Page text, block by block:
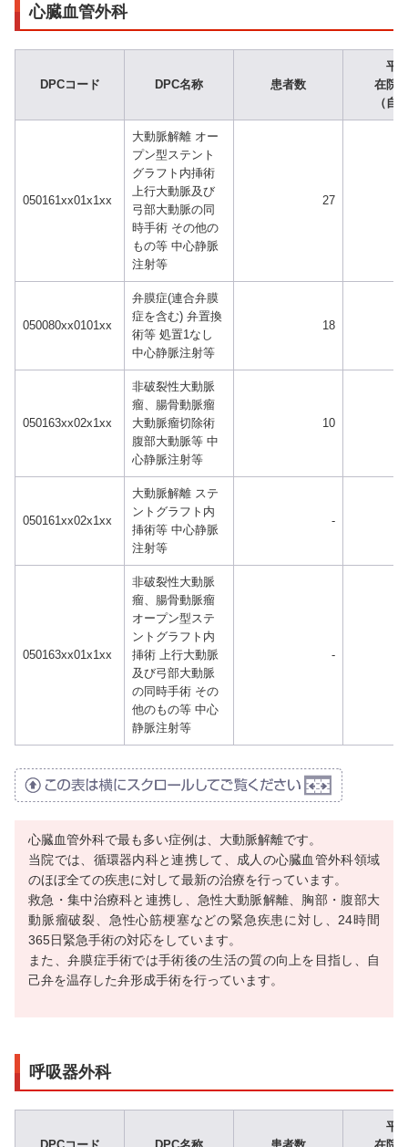
心臓血管外科
DPCコード DPC名称 患者数
平
在院
（自
050161xx01x1xx
大動脈解離 オー
プン型ステント
グラフト内挿術
上行大動脈及び
弓部大動脈の同
時手術 その他の
もの等 中心静脈
注射等
27
050080xx0101xx
弁膜症(連合弁膜
症を含む) 弁置換
術等 処置1なし
中心静脈注射等
18
050163xx02x1xx
非破裂性大動脈
瘤、腸骨動脈瘤
大動脈瘤切除術
腹部大動脈等 中
心静脈注射等
10
050161xx02x1xx
大動脈解離 ステ
ントグラフト内
挿術等 中心静脈
注射等
-
050163xx01x1xx
非破裂性大動脈
瘤、腸骨動脈瘤
オープン型ステ
ントグラフト内
挿術 上行大動脈
及び弓部大動脈
の同時手術 その
他のもの等 中心
静脈注射等
-
心臓血管外科で最も多い症例は、大動脈解離です。
当院では、循環器内科と連携して、成人の心臓血管外科領域
のほぼ全ての疾患に対して最新の治療を行っています。
救急・集中治療科と連携し、急性大動脈解離、胸部・腹部大
動脈瘤破裂、急性心筋梗塞などの緊急疾患に対し、24時間
365日緊急手術の対応をしています。
また、弁膜症手術では手術後の生活の質の向上を目指し、自
己弁を温存した弁形成手術を行っています。
呼吸器外科
平